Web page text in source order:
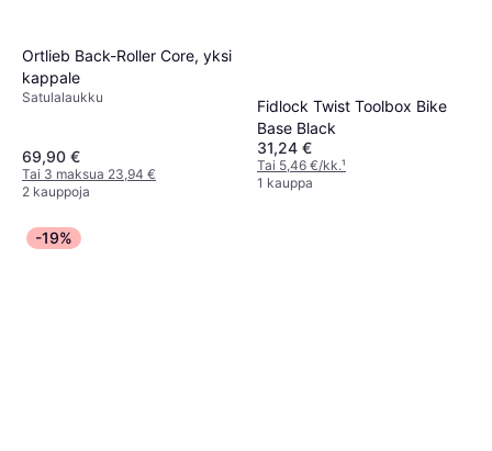
Ortlieb Back-Roller Core, yksi
kappale
Satulalaukku
69,90 €
Tai 3 maksua 23,94 €
2 kauppoja
Fidlock Twist Toolbox Bike
Base Black
31,24 €
Tai 5,46 €/kk.¹
1 kauppa
-19%